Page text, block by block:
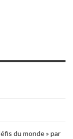
du monde » par